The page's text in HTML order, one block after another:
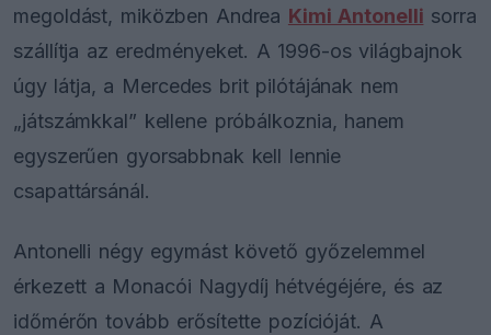
megoldást, miközben Andrea Kimi Antonelli sorra
szállítja az eredményeket. A 1996-os világbajnok
úgy látja, a Mercedes brit pilótájának nem
„játszámkkal” kellene próbálkoznia, hanem
egyszerűen gyorsabbnak kell lennie
csapattársánál.
Antonelli négy egymást követő győzelemmel
érkezett a Monacói Nagydíj hétvégéjére, és az
időmérőn tovább erősítette pozícióját. A